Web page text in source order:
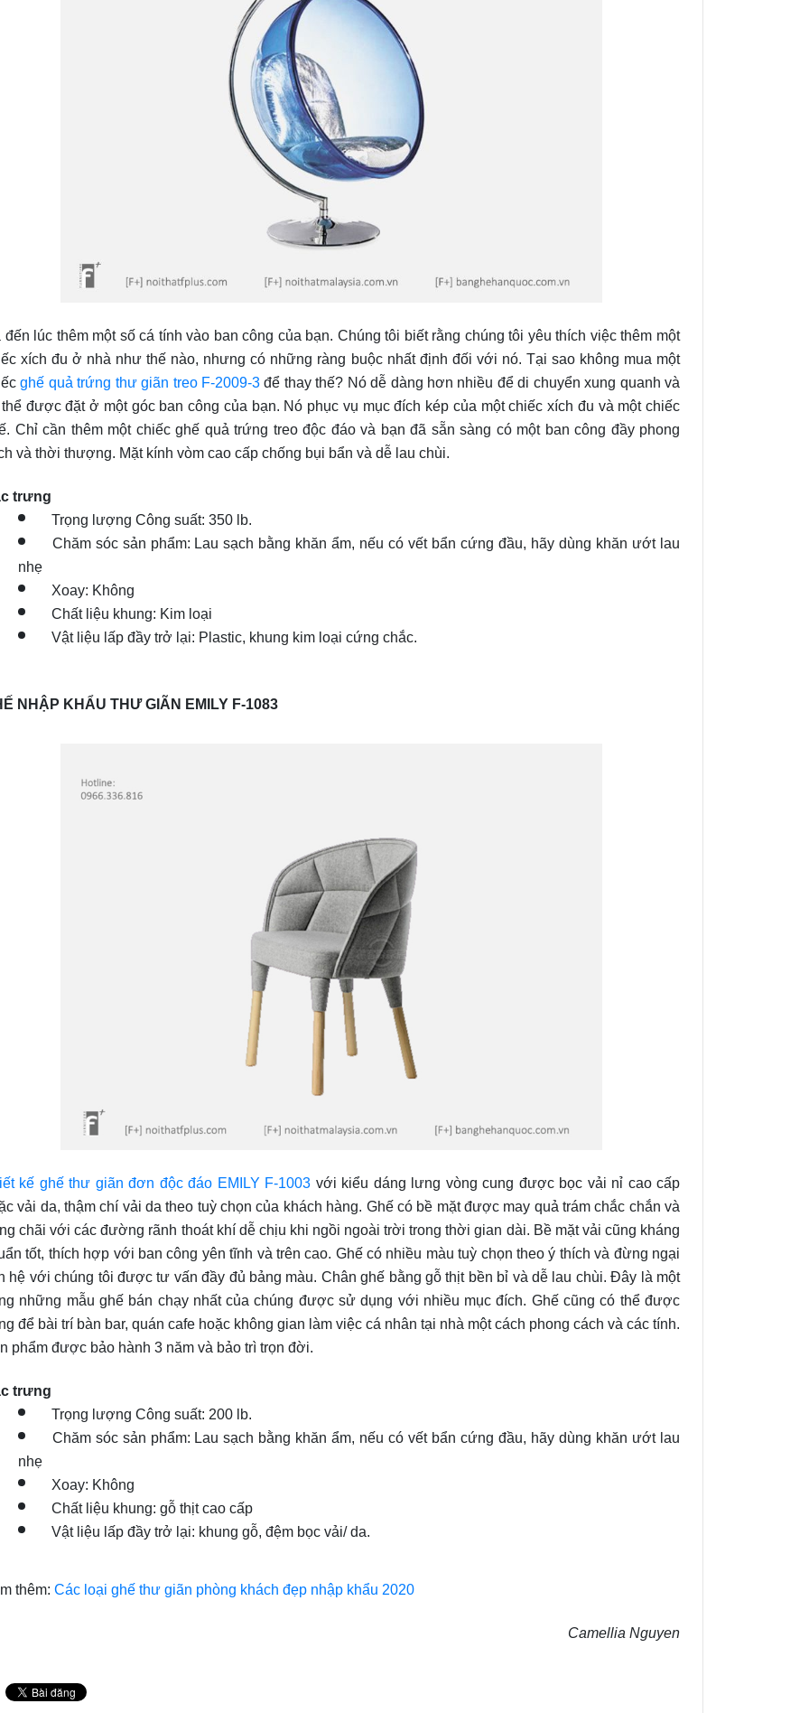
lúc thêm một số cá tính vào ban công của bạn. Chúng tôi biết rằng chúng tôi yêu thích việc thêm một
xích đu ở nhà như thế nào, nhưng có những ràng buộc nhất định đối với nó. Tại sao không mua một
ghế quả trứng thư giãn treo F-2009-3 để thay thế? Nó dễ dàng hơn nhiều để di chuyển xung quanh và
được đặt ở một góc ban công của bạn. Nó phục vụ mục đích kép của một chiếc xích đu và một chiếc
Chỉ cần thêm một chiếc ghế quả trứng treođộc đáo và bạn đã sẵn sàng có một ban công đầy phong
và thời thượng. Mặt kính vòm cao cấp chống bụi bẩn và dễ lau chùi.
trưng
Trọng lượng Công suất: 350 lb.
Chăm sóc sản phẩm: Lau sạch bằng khăn ẩm, nếu có vết bẩn cứng đầu, hãy dùng khăn ướt lau
nhẹ
Xoay: Không
Chất liệu khung: Kim loại
Vật liệu lấp đầy trở lại: Plastic, khung kim loại cứng chắc.
NHẬP KHẨU THƯ GIÃN EMILY F-1083
kế ghế thư giãn đơn độc đáo EMILY F-1003 với kiểu dáng lưng vòng cung được bọc vải nỉ cao cấp
vải da, thậm chí vải da theo tuỳ chọn của khách hàng. Ghế có bề mặt được may quả trám chắc chắn và
chãi với các đường rãnh thoát khí dễ chịu khi ngồi ngoài trời trong thời gian dài. Bề mặt vải cũng kháng
tốt, thích hợp với ban công yên tĩnh và trên cao. Ghế có nhiều màu tuỳ chọn theo ý thích và đừng ngại
hệ với chúng tôi được tư vấn đầy đủ bảng màu. Chân ghế bằng gỗ thịt bền bỉ và dễ lau chùi. Đây là một
những mẫu ghế bán chạy nhất của chúng được sử dụng với nhiều mục đích. Ghế cũng có thể được
để bài trí bàn bar, quán cafe hoặc không gian làm việc cá nhân tại nhà một cách phong cách và các tính.
phẩm được bảo hành 3 năm và bảo trì trọn đời.
trưng
Trọng lượng Công suất: 200 lb.
Chăm sóc sản phẩm: Lau sạch bằng khăn ẩm, nếu có vết bẩn cứng đầu, hãy dùng khăn ướt lau
nhẹ
Xoay: Không
Chất liệu khung: gỗ thịt cao cấp
Vật liệu lấp đầy trở lại: khung gỗ, đệm bọc vải/ da.
thêm: Các loại ghế thư giãn phòng khách đẹp nhập khẩu 2020
Camellia Nguyen